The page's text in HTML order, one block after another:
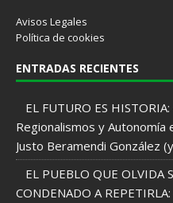
Avisos Legales
Política de cookies
ENTRADAS RECIENTES
EL FUTURO ES
Regionalismos y Autonomía
Justo Beramendi González
EL PUEBLO QUE OLVIDA
CONDENADO A